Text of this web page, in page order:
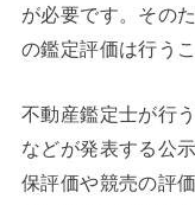
が必要です。その
の鑑定評価は行う
不動産鑑定士が行
などが発表する公
保評価や競売の評